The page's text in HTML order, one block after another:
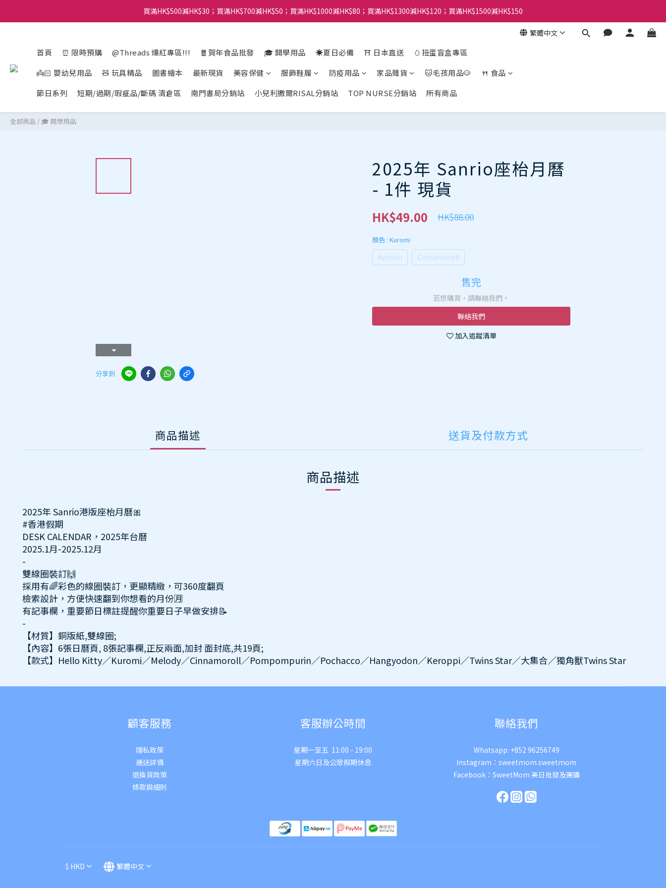
買滿HK$500減HK$30；買滿HK$700減HK$50；買滿HK$1000減HK$80；買滿HK$1300減HK$120；買滿HK$1500減HK$150
繁體中文
首頁 ⏰ 限時預購 @Threads 爆紅專區!!! 🧧賀年食品批發 🎓 開學用品 ☀️夏日必備 ⛩️ 日本直送
🥚扭蛋盲盒專區
👼🏻 嬰幼兒用品
🧸 玩具精品 圖書繪本 最新現貨 美容保健 服飾鞋履 防疫用品 家品雜貨 🐱毛孩用品🐶
🍴 食品
節日系列
短期/過期/瑕疵品/斷碼 清倉區 南門書局分銷站 小兒利撒爾RISAL分銷站 TOP NURSE分銷站 所有商品
全部商品 / 🎓 開學用品
分享到
2025年 Sanrio座枱月曆
- 1件 現貨
HK$49.00 HK$88.00
顏色 : Kuromi
Kuromi Cinnamoroll
售完
若想購買，請聯絡我們。
聯絡我們
加入追蹤清單
商品描述 送貨及付款方式
商品描述
2025年 Sanrio港版座枱月曆🎀
#香港假期
DESK CALENDAR，2025年台曆
2025.1月-2025.12月
-
雙線圈裝訂🙌
採用有🌈彩色的線圈裝訂，更顯精緻，可360度翻頁
檢索設計，方便快速翻到你想看的月份🈷️
有記事欄，重要節日標註提醒你重要日子早做安排📝
-
【材質】銅版紙,雙線圈;
【內容】6張日曆頁, 8張記事欄,正反兩面,加封 面封底,共19頁;
【款式】Hello Kitty／Kuromi／Melody／Cinnamoroll／Pompompurin／Pochacco／Hangyodon／Keroppi／Twins Star／大集合／獨角獸Twins Star
顧客服務
隱私政策
運送詳情
退換貨政策
條款與細則
客服辦公時間
星期一至五 11:00 - 19:00
星期六日及公眾假期休息
聯絡我們
Whatsapp: +852 96256749
Instagram： sweetmom.sweetmom
Facebook： SweetMom 美日批發及團購
$ HKD 繁體中文